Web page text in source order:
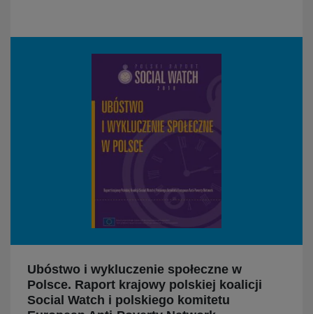
Ubóstwo i wykluczenie społeczne w
Polsce. Raport krajowy polskiej koalicji
Social Watch i polskiego komitetu